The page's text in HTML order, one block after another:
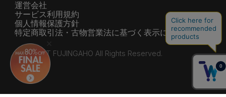
運営会社
サービス利用規約
個人情報保護方針
特定商取引法・古物営業法に基づく表示について
© HEARST FUJINGAHO All Rights Reserved.